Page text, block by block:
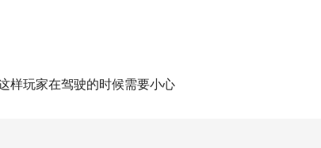
样玩家在驾驶的时候需要小心